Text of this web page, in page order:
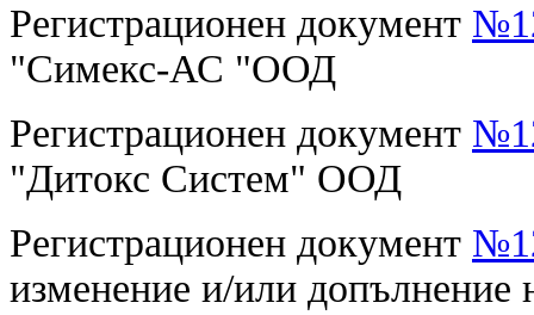
Регистрационен документ
"Симекс-АС "ООД
Регистрационен документ
"Дитокс Систем" ООД
Регистрационен документ
изменение и/или допълнение